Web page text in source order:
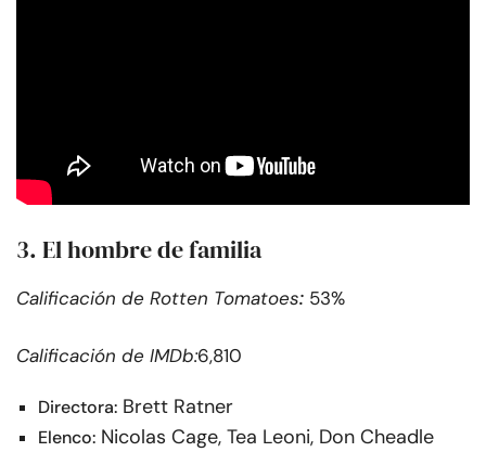
3. El hombre de familia
Calificación de Rotten Tomatoes: 53%
Calificación de IMDb:6,810
Directora: Brett Ratner
Elenco: Nicolas Cage, Tea Leoni, Don Cheadle